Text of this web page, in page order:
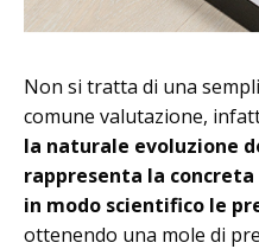
Non si tratta di una
comune valutazione,
la naturale evoluzione
rappresenta la
in modo scientifico le
ottenendo una mole di